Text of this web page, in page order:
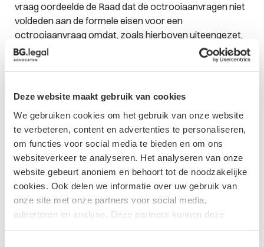
Deze website maakt gebruik van cookies
We gebruiken cookies om het gebruik van onze website
te verbeteren, content en advertenties te personaliseren,
om functies voor social media te bieden en om ons
websiteverkeer te analyseren. Het analyseren van onze
website gebeurt anoniem en behoort tot de noodzakelijke
cookies. Ook delen we informatie over uw gebruik van
onze site met onze partners voor social media,
adverteren en analyse. Deze partners kunnen deze
vraag oordeelde de Raad dat de octrooiaanvragen niet
voldeden aan de formele eisen voor een
octrooiaanvraag omdat, zoals hierboven uiteengezet,
geen uitvinder of gerechtigde aanvrager was
aangewezen. Dus bevestigde de rechtbank dat het
trekken.
Effect van de beslissing op onderzoeks- en
ontwikkelingsorganisaties
Deze beslissing zal een grote invloed hebben op
sectoren die sterk afhankelijk zijn van
octrooiaanvragen, zoals life sciences en farmaceutica.
Deze beslissing bevestigt dat uitvindingen die
autonoom zijn gecreëerd met behulp van AI geen
aanspraak zullen kunnen maken op